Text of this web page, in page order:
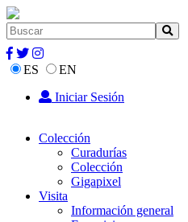
ES
EN
Iniciar Sesión
Colección
Curadurías
Colección
Gigapixel
Visita
Información general